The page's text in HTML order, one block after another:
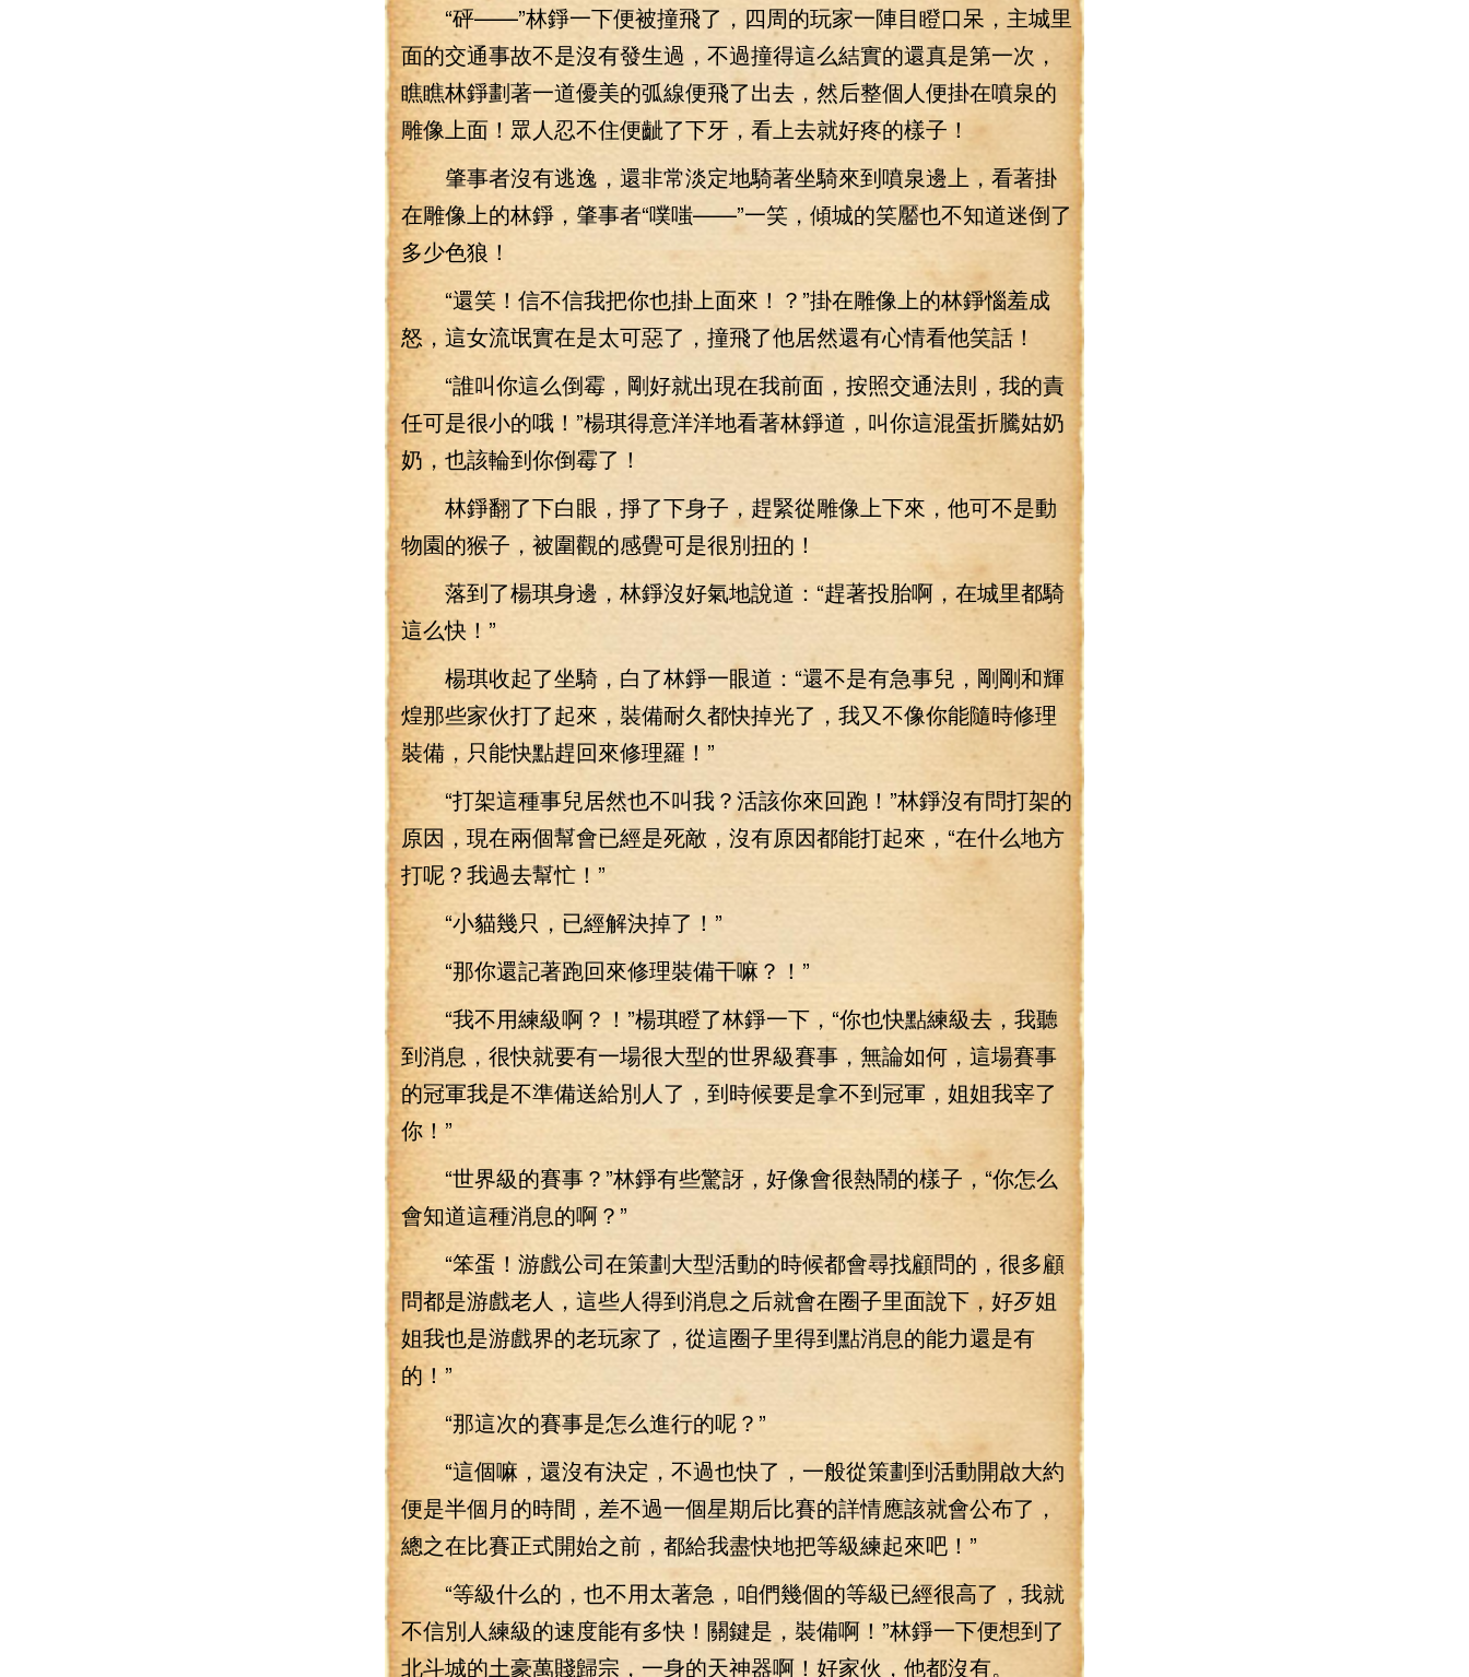
“砰——”林錚一下便被撞飛了，四周的玩家一陣目瞪口呆，主城里
面的交通事故不是沒有發生過，不過撞得這么結實的還真是第一次，
瞧瞧林錚劃著一道優美的弧線便飛了出去，然后整個人便掛在噴泉的
雕像上面！眾人忍不住便齜了下牙，看上去就好疼的樣子！
肇事者沒有逃逸，還非常淡定地騎著坐騎來到噴泉邊上，看著掛
在雕像上的林錚，肇事者“噗嗤——”一笑，傾城的笑靨也不知道迷倒了
多少色狼！
“還笑！信不信我把你也掛上面來！？”掛在雕像上的林錚惱羞成
怒，這女流氓實在是太可惡了，撞飛了他居然還有心情看他笑話！
“誰叫你這么倒霉，剛好就出現在我前面，按照交通法則，我的責
任可是很小的哦！”楊琪得意洋洋地看著林錚道，叫你這混蛋折騰姑奶
奶，也該輪到你倒霉了！
林錚翻了下白眼，掙了下身子，趕緊從雕像上下來，他可不是動
物園的猴子，被圍觀的感覺可是很別扭的！
落到了楊琪身邊，林錚沒好氣地說道：“趕著投胎啊，在城里都騎
這么快！”
楊琪收起了坐騎，白了林錚一眼道：“還不是有急事兒，剛剛和輝
煌那些家伙打了起來，裝備耐久都快掉光了，我又不像你能隨時修理
裝備，只能快點趕回來修理羅！”
“打架這種事兒居然也不叫我？活該你來回跑！”林錚沒有問打架的
原因，現在兩個幫會已經是死敵，沒有原因都能打起來，“在什么地方
打呢？我過去幫忙！”
“小貓幾只，已經解決掉了！”
“那你還記著跑回來修理裝備干嘛？！”
“我不用練級啊？！”楊琪瞪了林錚一下，“你也快點練級去，我聽
到消息，很快就要有一場很大型的世界級賽事，無論如何，這場賽事
的冠軍我是不準備送給別人了，到時候要是拿不到冠軍，姐姐我宰了
你！”
“世界級的賽事？”林錚有些驚訝，好像會很熱鬧的樣子，“你怎么
會知道這種消息的啊？”
“笨蛋！游戲公司在策劃大型活動的時候都會尋找顧問的，很多顧
問都是游戲老人，這些人得到消息之后就會在圈子里面說下，好歹姐
姐我也是游戲界的老玩家了，從這圈子里得到點消息的能力還是有
的！”
“那這次的賽事是怎么進行的呢？”
“這個嘛，還沒有決定，不過也快了，一般從策劃到活動開啟大約
便是半個月的時間，差不過一個星期后比賽的詳情應該就會公布了，
總之在比賽正式開始之前，都給我盡快地把等級練起來吧！”
“等級什么的，也不用太著急，咱們幾個的等級已經很高了，我就
不信別人練級的速度能有多快！關鍵是，裝備啊！”林錚一下便想到了
北斗城的土豪萬賤歸宗，一身的天神器啊！好家伙，他都沒有。